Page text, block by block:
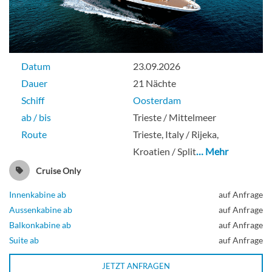
Obere Promenade
Veranda Kabine-[VH]
Datum
23.09.2026
Dauer
21 Nächte
Schiff
Oosterdam
ab / bis
Trieste / Mittelmeer
Route
Trieste, Italy / Rijeka,
Kroatien / Split… Mehr
Cruise Only
Innenkabine ab
auf Anfrage
Aussenkabine ab
auf Anfrage
Balkonkabine ab
auf Anfrage
Suite ab
auf Anfrage
JETZT ANFRAGEN